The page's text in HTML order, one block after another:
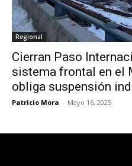
Regional
Cierran Paso
sistema frontal en el
obliga suspensión
Patricio Mora - Mayo 16, 2025